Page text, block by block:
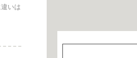
いは